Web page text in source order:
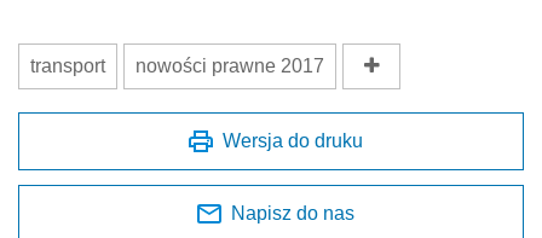
transport nowości prawne 2017
Wersja do druku
Napisz do nas